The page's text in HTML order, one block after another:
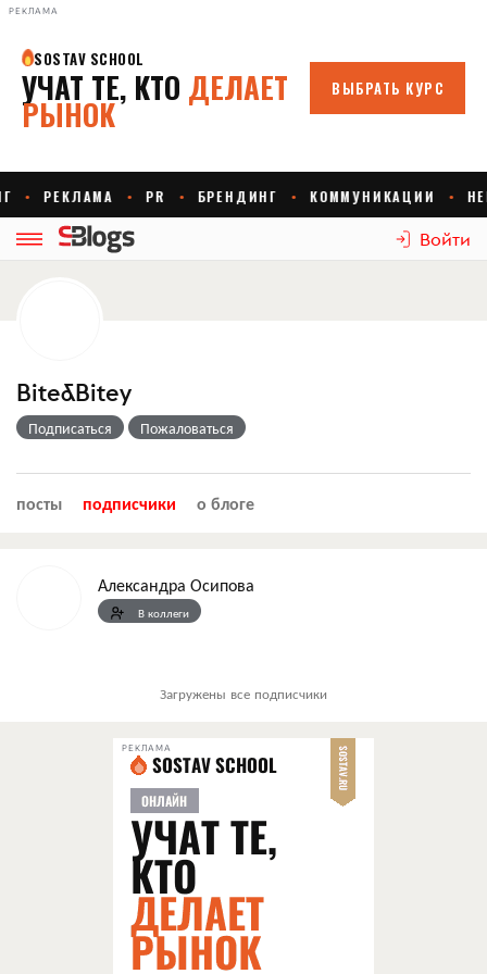
РЕКЛАМА
Войти
Bite&Bitey
Подписаться Пожаловаться
посты подписчики о блоге
Александра Осипова
В коллеги
Загружены все подписчики
РЕКЛАМА